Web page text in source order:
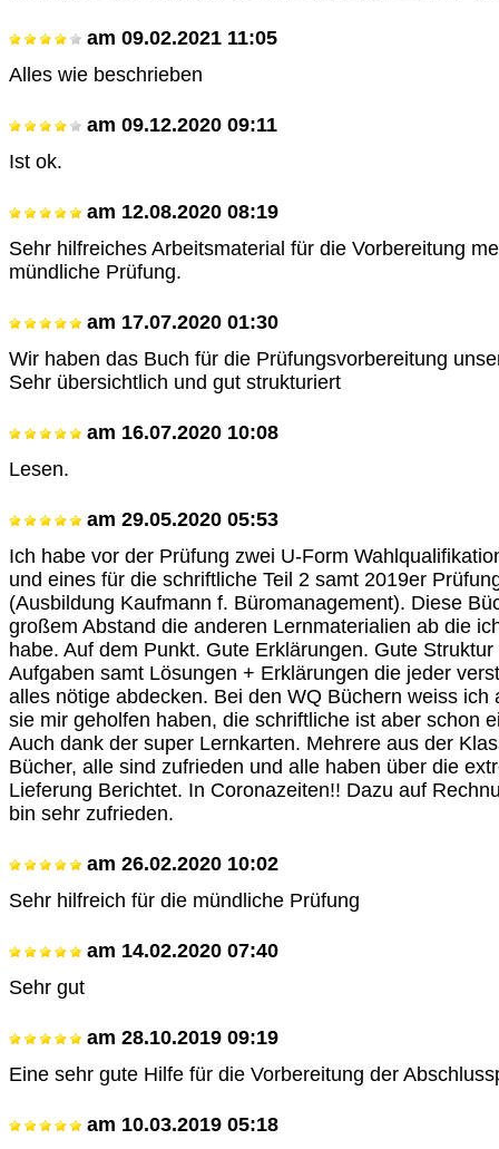
am 09.02.2021 11:05
Alles wie beschrieben
am 09.12.2020 09:11
Ist ok.
am 12.08.2020 08:19
Sehr hilfreiches Arbeitsmaterial für die Vorbereitung
mündliche Prüfung.
am 17.07.2020 01:30
Wir haben das Buch für die Prüfungsvorbereitung
Sehr übersichtlich und gut strukturiert
am 16.07.2020 10:08
Lesen.
am 29.05.2020 05:53
Ich habe vor der Prüfung zwei U-Form
und eines für die schriftliche Teil 2 samt 2019er
(Ausbildung Kaufmann f. Büromanagement). Diese
großem Abstand die anderen Lernmaterialien ab die
habe. Auf dem Punkt. Gute Erklärungen. Gute
Aufgaben samt Lösungen + Erklärungen die jeder
alles nötige abdecken. Bei den WQ Büchern weiss ich
sie mir geholfen haben, die schriftliche ist aber schon
Auch dank der super Lernkarten. Mehrere aus der
Bücher, alle sind zufrieden und alle haben über die
Lieferung Berichtet. In Coronazeiten!! Dazu auf
bin sehr zufrieden.
am 26.02.2020 10:02
Sehr hilfreich für die mündliche Prüfung
am 14.02.2020 07:40
Sehr gut
am 28.10.2019 09:19
Eine sehr gute Hilfe für die Vorbereitung der
am 10.03.2019 05:18